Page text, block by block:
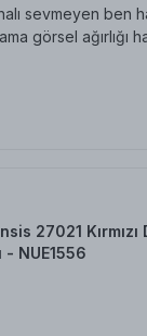
sevmeyen ben
görsel ağırlığı
27021
- NUE1556